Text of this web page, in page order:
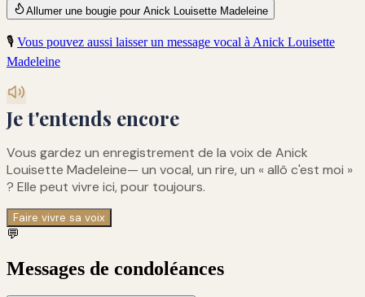
Allumer une bougie pour Anick Louisette Madeleine
🎙️ Vous pouvez aussi laisser un message vocal à Anick Louisette
Madeleine
Je t'entends encore
Vous gardez un enregistrement de la voix de Anick
Louisette Madeleine— un vocal, un rire, un « allô c'est moi »
? Elle peut vivre ici, pour toujours.
Faire vivre sa voix
💬
Messages de condoléances